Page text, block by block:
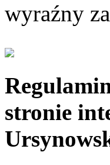
wyraźny
stronie